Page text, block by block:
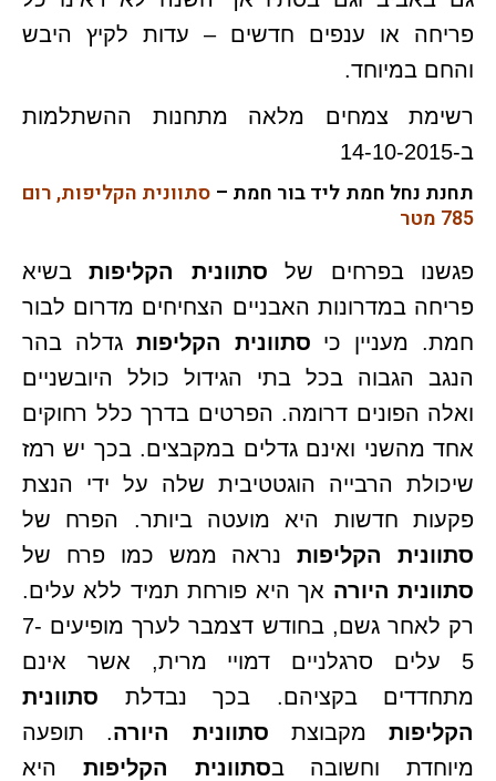
פריחה או ענפים חדשים – עדות לקיץ היבש
והחם במיוחד.
רשימת צמחים מלאה מתחנות ההשתלמות
ב-14-10-2015
תחנת נחל חמת ליד בור חמת – סתוונית הקליפות, רום
785 מטר
פגשנו בפרחים של סתוונית הקליפותבשיא
פריחה במדרונות האבניים הצחיחים מדרום לבור
חמת. מעניין כי סתוונית הקליפות גדלה בהר
הנגב הגבוה בכל בתי הגידול כולל היובשניים
ואלה הפונים דרומה. הפרטים בדרך כלל רחוקים
אחד מהשני ואינם גדלים במקבצים. בכך יש רמז
שיכולת הרבייה הוגטטיבית שלה על ידי הנצת
פקעות חדשות היא מועטה ביותר. הפרח של
סתוונית הקליפותנראה ממש כמו פרח של
סתוונית היורה אך היא פורחת תמיד ללא עלים.
רק לאחר גשם, בחודש דצמבר לערך מופיעים 7-
5 עלים סרגלניים דמויי מרית, אשר אינם
מתחדדים בקציהם. בכך נבדלת סתוונית
הקליפות מקבוצת סתוונית היורה. תופעה
מיוחדת וחשובה בסתוונית הקליפות היא